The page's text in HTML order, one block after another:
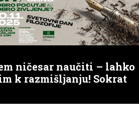
ničesar naučiti – lahko
k razmišljanju! Sokrat